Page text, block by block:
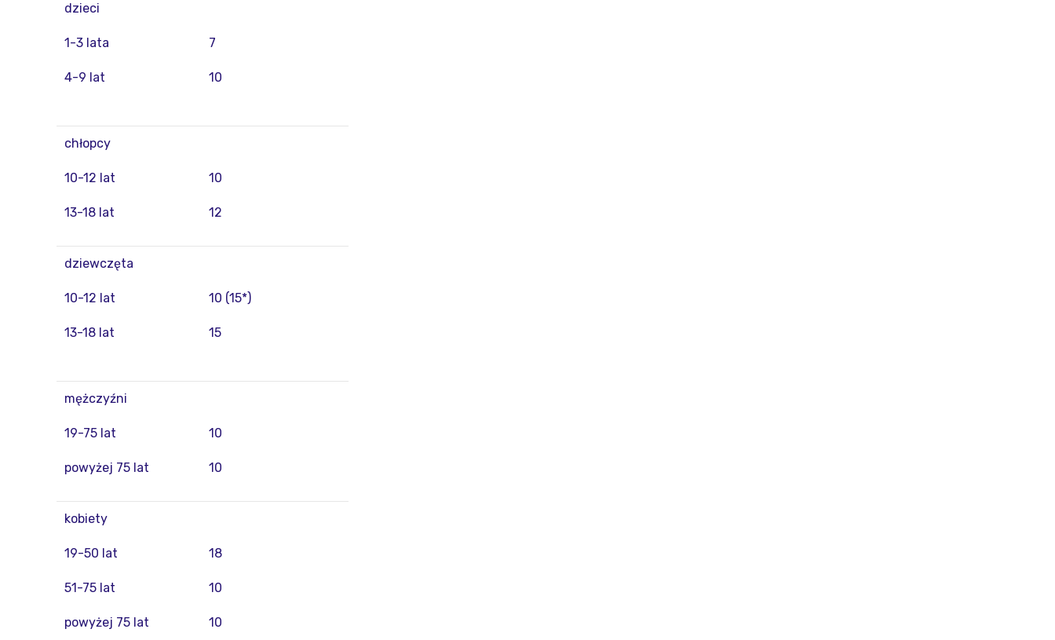
dzieci
1-3 lata
4-9 lat
7
10
chłopcy
10-12 lat
13-18 lat
10
12
dziewczęta
10-12 lat
13-18 lat
10 (15*)
15
mężczyźni
19-75 lat
powyżej 75 lat
10
10
kobiety
19-50 lat
51-75 lat
powyżej 75 lat
18
10
10